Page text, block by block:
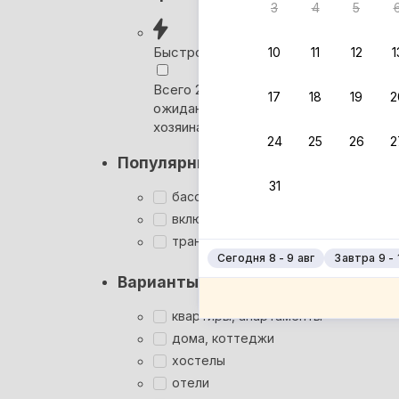
3 4 5
10 11 12
17 18 19
24 25 26
31
Сегодня 8 - 9 авг Завтра 9 -
Быстрое бронирование
Всего 2 минуты, без
ожидания ответа от
хозяина
Популярные фильтры
бассейн
включён завтрак
трансфер
Варианты размещения
квартиры, апартаменты
дома, коттеджи
хостелы
отели
Вернём
Кэшбэк